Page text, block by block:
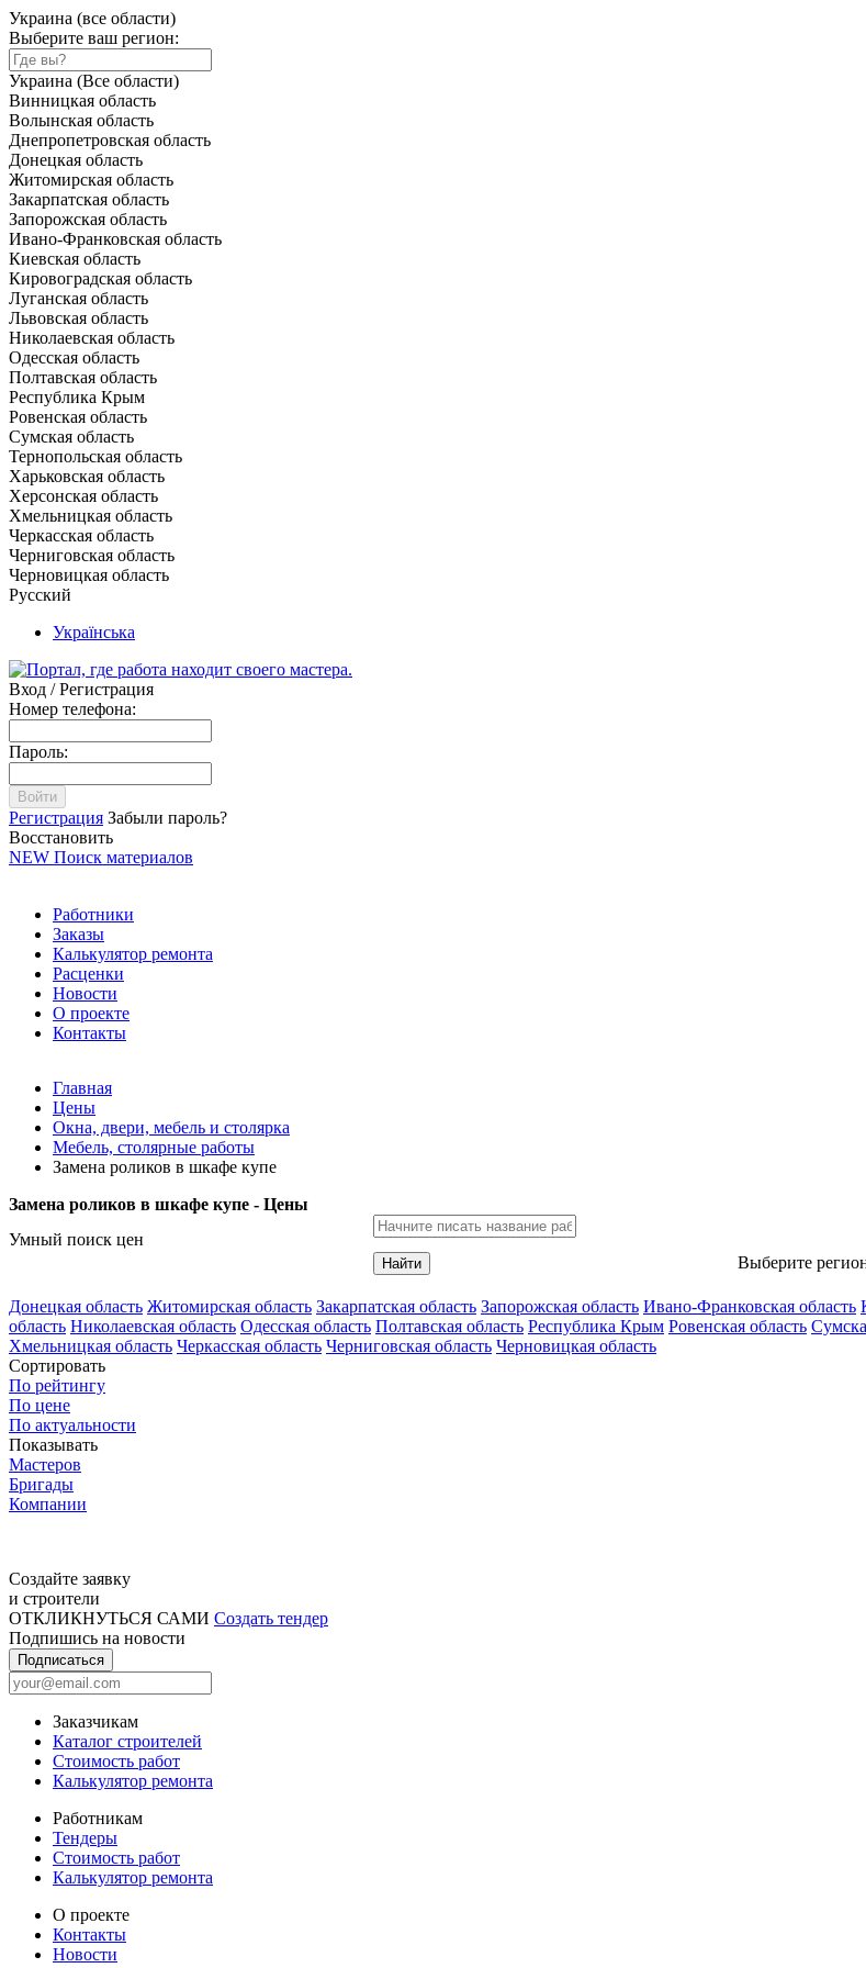
Украина (все области)
Выберите ваш регион:
Украина (Все области)
Винницкая область
Волынская область
Днепропетровская область
Донецкая область
Житомирская область
Закарпатская область
Запорожская область
Ивано-Франковская область
Киевская область
Кировоградская область
Луганская область
Львовская область
Николаевская область
Одесская область
Полтавская область
Республика Крым
Ровенская область
Сумская область
Тернопольская область
Харьковская область
Херсонская область
Хмельницкая область
Черкасская область
Черниговская область
Черновицкая область
Русский
Українська
Вход / Регистрация
Номер телефона:
Пароль:
Войти
Регистрация Забыли пароль?
Восстановить
NEW Поиск материалов
Работники
Заказы
Калькулятор ремонта
Расценки
Новости
О проекте
Контакты
Главная
Цены
Окна, двери, мебель и столярка
Мебель, столярные работы
Замена роликов в шкафе купе
Замена роликов в шкафе купе - Цены
Умный поиск цен
Найти Выберите
Донецкая область Житомирская область Закарпатская область Запорожская область Ивано-Франковская область
область Николаевская область Одесская область Полтавская область Республика Крым Ровенская область
Хмельницкая область Черкасская область Черниговская область Черновицкая область
Сортировать
По рейтингу
По цене
По актуальности
Показывать
Мастеров
Бригады
Компании
Создайте заявку
и строители
ОТКЛИКНУТЬСЯ САМИ Создать тендер
Подпишись на новости
Подписаться
Заказчикам
Каталог строителей
Стоимость работ
Калькулятор ремонта
Работникам
Тендеры
Стоимость работ
Калькулятор ремонта
О проекте
Контакты
Новости